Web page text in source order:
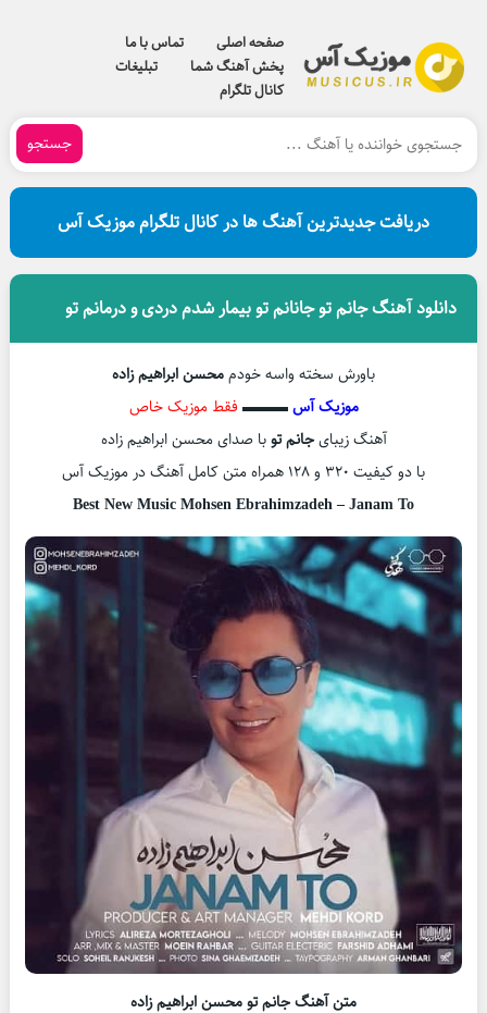
صفحه اصلی
تماس با ما
پخش آهنگ شما
تبلیغات
کانال تلگرام
جستجو
دریافت جدیدترین آهنگ ها در کانال تلگرام موزیک آس
دانلود آهنگ جانم تو جانانم تو بیمار شدم دردی و درمانم تو
باورش سخته واسه خودممحسن ابراهیم زاده
موزیک آس▬▬▬ فقط موزیک خاص
آهنگ زیبایجانم توبا صدای محسن ابراهیم زاده
با دو کیفیت ۳۲۰ و ۱۲۸ همراه متن کامل آهنگ در موزیک آس
Best New Music Mohsen Ebrahimzadeh – Janam To
متن آهنگ جانم تو محسن ابراهیم زاده